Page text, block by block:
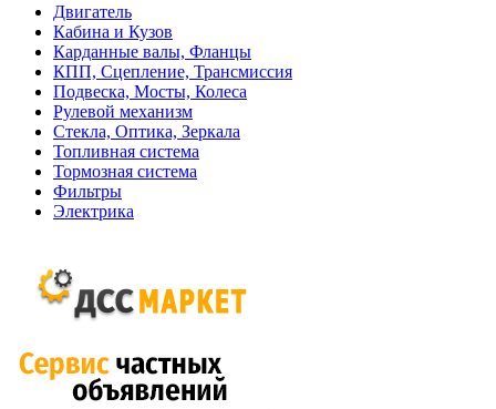
Двигатель
Кабина и Кузов
Карданные валы, Фланцы
КПП, Сцепление, Трансмиссия
Подвеска, Мосты, Колеса
Рулевой механизм
Стекла, Оптика, Зеркала
Топливная система
Тормозная система
Фильтры
Электрика